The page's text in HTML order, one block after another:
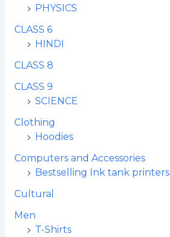
PHYSICS
CLASS 6
HINDI
CLASS 8
CLASS 9
SCIENCE
Clothing
Hoodies
Computers and Accessories
Bestselling Ink tank printers
Cultural
Men
T-Shirts